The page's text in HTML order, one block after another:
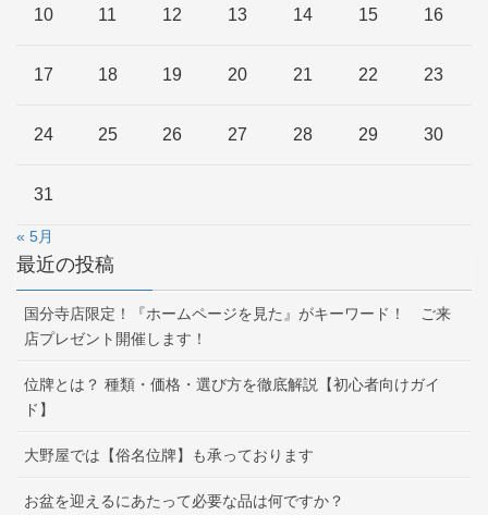
10 11 12 13 14 15 16
17 18 19 20 21 22 23
24 25 26 27 28 29 30
31
« 5月
最近の投稿
国分寺店限定！『ホームページを見た』がキーワード！ ご来
店プレゼント開催します！
位牌とは？ 種類・価格・選び方を徹底解説【初心者向けガイ
ド】
大野屋では【俗名位牌】も承っております
お盆を迎えるにあたって必要な品は何ですか？